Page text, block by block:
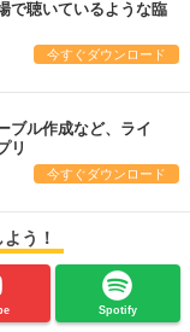
で聴いているような臨
今すぐダウンロード
ブル作成など、ライ
リ
今すぐダウンロード
う！
Spotify